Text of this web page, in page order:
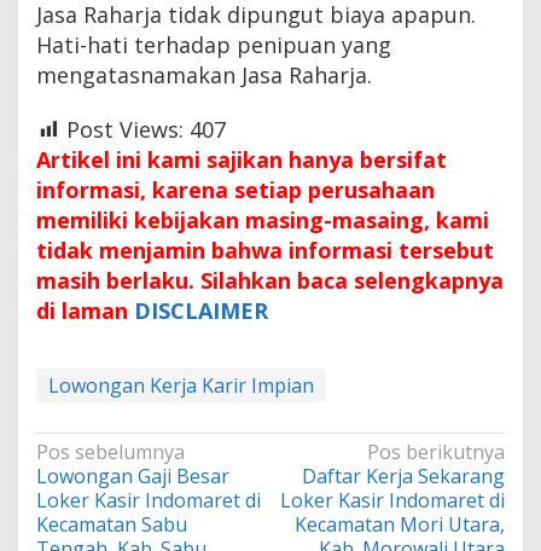
Jasa Raharja tidak dipungut biaya apapun.
Hati-hati terhadap penipuan yang
mengatasnamakan Jasa Raharja.
Post Views: 407
Artikel ini kami sajikan hanya bersifat
informasi, karena setiap perusahaan
memiliki kebijakan masing-masaing, kami
tidak menjamin bahwa informasi tersebut
masih berlaku. Silahkan baca selengkapnya
di laman DISCLAIMER
Lowongan Kerja Karir Impian
Navigasi
pos
Pos sebelumnya
Lowongan Gaji Besar
Loker Kasir Indomaret di
Kecamatan Sabu
Pos berikutnya
Daftar Kerja Sekarang
Loker Kasir Indomaret di
Kecamatan Mori Utara,